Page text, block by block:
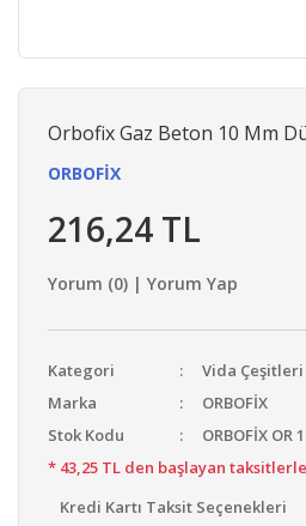
Orbofix Gaz Beton 10 Mm
ORBOFİX
216,24 TL
Yorum (0) | Yorum Yap
Kategori
Vida Çeşitleri
Marka
ORBOFİX
Stok Kodu
ORBOFİX OR
* 43,25 TL den başlayan
Kredi Kartı Taksit Seçenekleri